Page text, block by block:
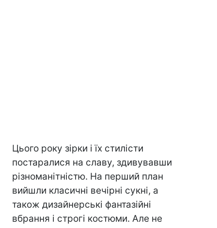
Цього року зірки і їх стилісти
постаралися на славу, здивувавши
різноманітністю. На перший план
вийшли класичні вечірні сукні, а
також дизайнерські фантазійні
вбрання і строгі костюми. Але не